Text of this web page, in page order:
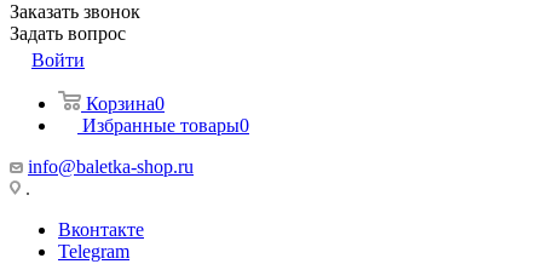
Заказать звонок
Задать вопрос
Войти
Корзина0
Избранные товары0
info@baletka-shop.ru
.
Вконтакте
Telegram